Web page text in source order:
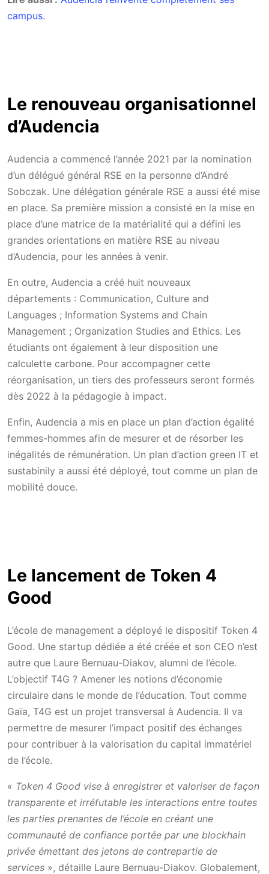
campus.
Le renouveau organisationnel
d’Audencia
Audencia a commencé l’année 2021 par la nomination
d’un délégué général RSE en la personne d’André
Sobczak. Une délégation générale RSE a aussi été mise
en place. Sa première mission a consisté en la mise en
place d’une matrice de la matérialité qui a défini les
grandes orientations en matière RSE au niveau
d’Audencia, pour les années à venir.
En outre, Audencia a créé huit nouveaux
départements : Communication, Culture and
Languages ; Information Systems and Chain
Management ; Organization Studies and Ethics. Les
étudiants ont également à leur disposition une
calculette carbone. Pour accompagner cette
réorganisation, un tiers des professeurs seront formés
dès 2022 à la pédagogie à impact.
Enfin, Audencia a mis en place un plan d’action égalité
femmes-hommes afin de mesurer et de résorber les
inégalités de rémunération. Un plan d’action green IT et
sustabinily a aussi été déployé, tout comme un plan de
mobilité douce.
Le lancement de Token 4
Good
L’école de management a déployé le dispositif Token 4
Good. Une startup dédiée a été créée et son CEO n’est
autre que Laure Bernuau-Diakov, alumni de l’école.
L’objectif T4G ? Amener les notions d’économie
circulaire dans le monde de l’éducation. Tout comme
Gaïa, T4G est un projet transversal à Audencia. Il va
permettre de mesurer l’impact positif des échanges
pour contribuer à la valorisation du capital immatériel
de l’école.
« Token 4 Good vise à enregistrer et valoriser de façon
transparente et irréfutable les interactions entre toutes
les parties prenantes de l’école en créant une
communauté de confiance portée par une blockhain
privée émettant des jetons de contrepartie de
services », détaille Laure Bernuau-Diakov. Globalement,